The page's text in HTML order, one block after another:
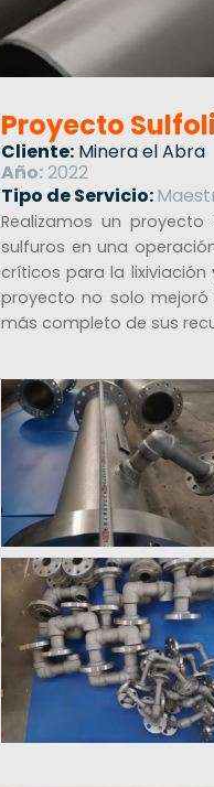
Proyecto
Cliente: Minera el Abra
Año:2022
Tipo de Servicio:
Realizamos un
sulfuros en una
críticos para la
proyecto no solo
más completo de sus